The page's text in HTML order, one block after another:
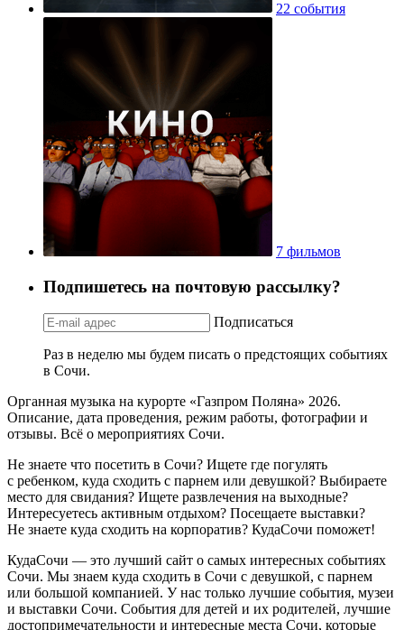
22 события
7 фильмов
Подпишетесь на почтовую рассылку?
Подписаться
Раз в неделю мы будем писать о предстоящих событиях
в Сочи.
Органная музыка на курорте «Газпром Поляна» 2026.
Описание, дата проведения, режим работы, фотографии и
отзывы. Всё о мероприятиях Сочи.
Не знаете что посетить в Сочи? Ищете где погулять
с ребенком, куда сходить с парнем или девушкой? Выбираете
место для свидания? Ищете развлечения на выходные?
Интересуетесь активным отдыхом? Посещаете выставки?
Не знаете куда сходить на корпоратив? КудаСочи поможет!
КудаСочи — это лучший сайт о самых интересных событиях
Сочи. Мы знаем куда сходить в Сочи с девушкой, с парнем
или большой компанией. У нас только лучшие события, музеи
и выставки Сочи. События для детей и их родителей, лучшие
достопримечательности и интересные места Сочи, которые